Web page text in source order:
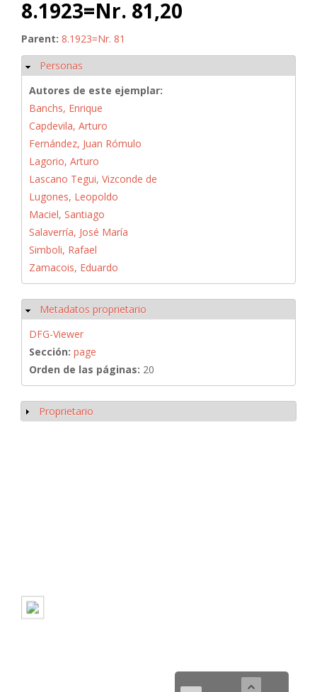
8.1923=Nr. 81,20
Parent: 8.1923=Nr. 81
Ocultar
Personas
Autores de este ejemplar:
Banchs, Enrique
Capdevila, Arturo
Fernández, Juan Rómulo
Lagorio, Arturo
Lascano Tegui, Vizconde de
Lugones, Leopoldo
Maciel, Santiago
Salaverría, José María
Simboli, Rafael
Zamacois, Eduardo
Ocultar
Metadatos proprietario
DFG-Viewer
Sección: page
Orden de las páginas: 20
Mostrar
Proprietario